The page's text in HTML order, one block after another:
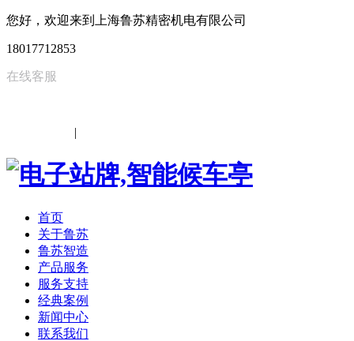
您好，欢迎来到上海鲁苏精密机电有限公司
18017712853
在线客服
|
首页
关于鲁苏
鲁苏智造
产品服务
服务支持
经典案例
新闻中心
联系我们